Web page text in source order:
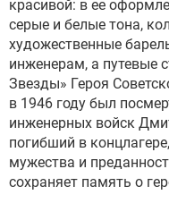
красивой: в ее
серые и белые тона,
художественные
инженерам, а путевые
Звезды» Героя
в 1946 году был
инженерных войск
погибший в
мужества и
сохраняет память о